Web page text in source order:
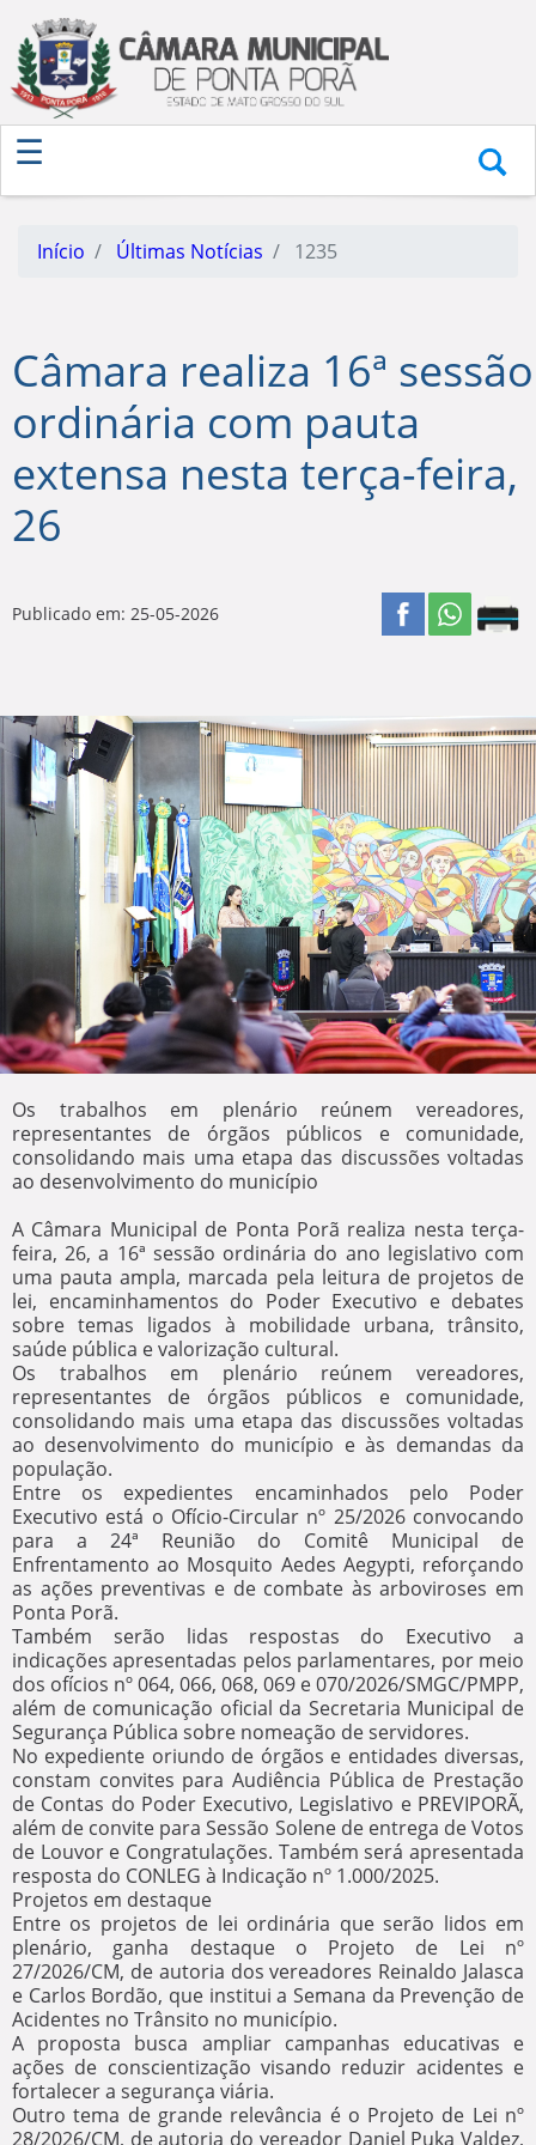
Início Últimas Notícias 1235
Câmara realiza 16ª sessão
ordinária com pauta
extensa nesta terça-feira,
26
Publicado em: 25-05-2026
Os trabalhos em plenário reúnem vereadores,
representantes de órgãos públicos e comunidade,
consolidando mais uma etapa das discussões voltadas
ao desenvolvimento do município
A Câmara Municipal de Ponta Porã realiza nesta terça-
feira, 26, a 16ª sessão ordinária do ano legislativo com
uma pauta ampla, marcada pela leitura de projetos de
lei, encaminhamentos do Poder Executivo e debates
sobre temas ligados à mobilidade urbana, trânsito,
saúde pública e valorização cultural.
Os trabalhos em plenário reúnem vereadores,
representantes de órgãos públicos e comunidade,
consolidando mais uma etapa das discussões voltadas
ao desenvolvimento do município e às demandas da
população.
Entre os expedientes encaminhados pelo Poder
Executivo está o Ofício-Circular nº 25/2026 convocando
para a 24ª Reunião do Comitê Municipal de
Enfrentamento ao Mosquito Aedes Aegypti, reforçando
as ações preventivas e de combate às arboviroses em
Ponta Porã.
Também serão lidas respostas do Executivo a
indicações apresentadas pelos parlamentares, por meio
dos ofícios nº 064, 066, 068, 069 e 070/2026/SMGC/PMPP,
além de comunicação oficial da Secretaria Municipal de
Segurança Pública sobre nomeação de servidores.
No expediente oriundo de órgãos e entidades diversas,
constam convites para Audiência Pública de Prestação
de Contas do Poder Executivo, Legislativo e PREVIPORÃ,
além de convite para Sessão Solene de entrega de Votos
de Louvor e Congratulações. Também será apresentada
resposta do CONLEG à Indicação nº 1.000/2025.
Projetos em destaque
Entre os projetos de lei ordinária que serão lidos em
plenário, ganha destaque o Projeto de Lei nº
27/2026/CM, de autoria dos vereadores Reinaldo Jalasca
e Carlos Bordão, que institui a Semana da Prevenção de
Acidentes no Trânsito no município.
A proposta busca ampliar campanhas educativas e
ações de conscientização visando reduzir acidentes e
fortalecer a segurança viária.
Outro tema de grande relevância é o Projeto de Lei nº
28/2026/CM, de autoria do vereador Daniel Puka Valdez,